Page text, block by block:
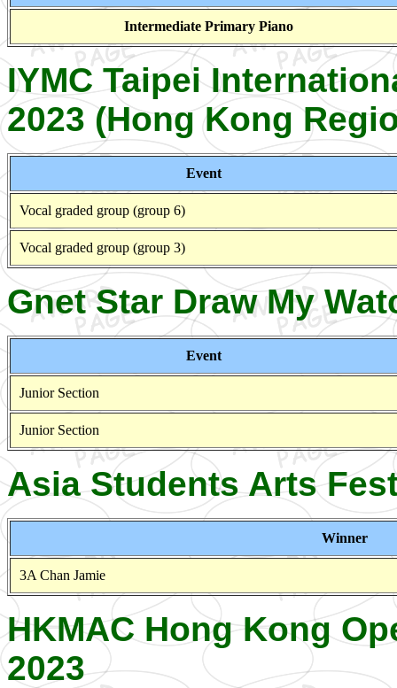
Intermediate Primary Piano
IYMC Taipei
2023 (Hong Kong
Event
Vocal graded group (group 6)
Vocal graded group (group 3)
Gnet Star Draw My
Event
Junior Section
Junior Section
Asia Students Arts
Winner
3A Chan Jamie
HKMAC Hong Kong
2023